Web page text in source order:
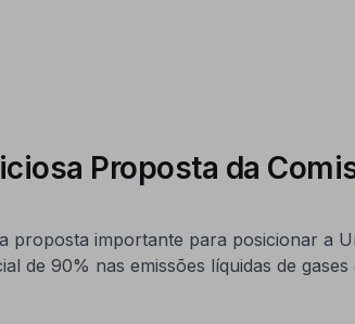
Proposta da
importante para posicionar a
de 90% nas emissões líquidas de